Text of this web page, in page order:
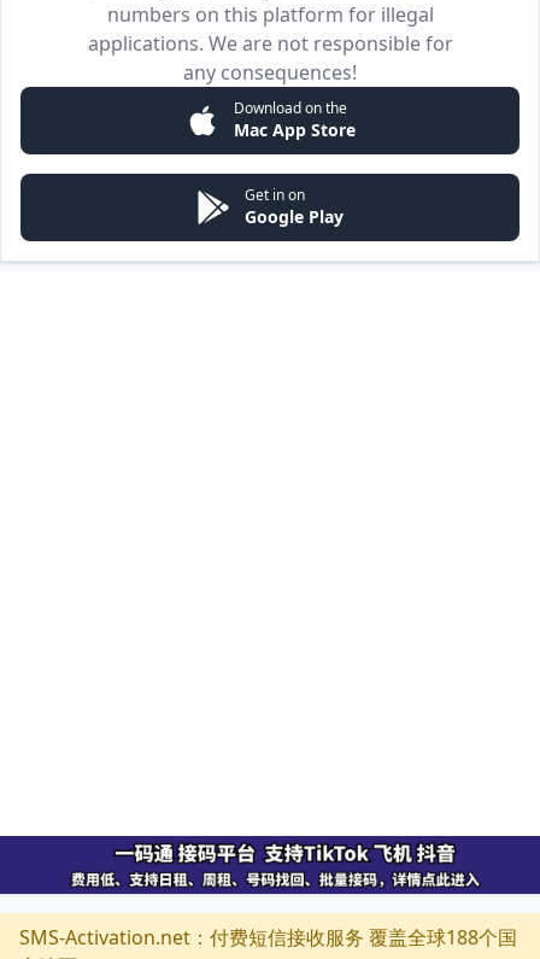
numbers on this platform for illegal
applications. We are not responsible for
any consequences!
Download on the
Mac App Store
Get in on
Google Play
SMS-Activation.net：付费短信接收服务 覆盖全球188个国